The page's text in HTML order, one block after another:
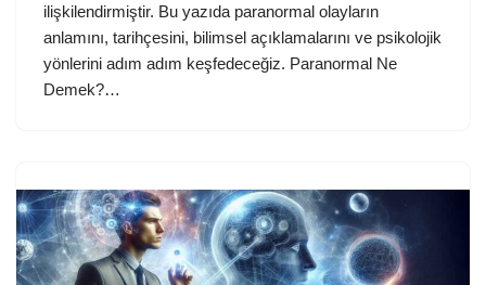
ilişkilendirmiştir. Bu yazıda paranormal olayların
anlamını, tarihçesini, bilimsel açıklamalarını ve psikolojik
yönlerini adım adım keşfedeceğiz. Paranormal Ne
Demek?…